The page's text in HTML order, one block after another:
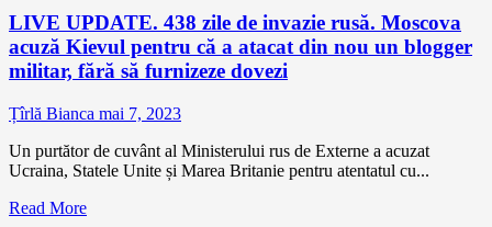
LIVE UPDATE. 438 zile de invazie rusă. Moscova
acuză Kievul pentru că a atacat din nou un blogger
militar, fără să furnizeze dovezi
Țîrlă Bianca mai 7, 2023
Un purtător de cuvânt al Ministerului rus de Externe a acuzat
Ucraina, Statele Unite și Marea Britanie pentru atentatul cu...
Read More